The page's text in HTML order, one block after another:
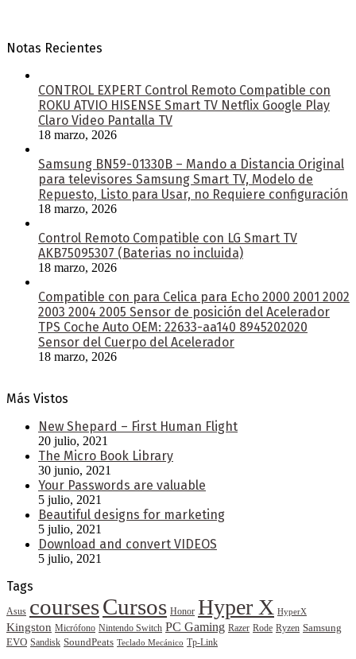
Notas Recientes
CONTROL EXPERT Control Remoto Compatible con
ROKU ATVIO HISENSE Smart TV Netflix Google Play
Claro Video Pantalla TV
18 marzo, 2026
Samsung BN59-01330B – Mando a Distancia Original
para televisores Samsung Smart TV, Modelo de
Repuesto, Listo para Usar, no Requiere configuración
18 marzo, 2026
Control Remoto Compatible con LG Smart TV
AKB75095307 (Baterias no incluida)
18 marzo, 2026
Compatible con para Celica para Echo 2000 2001 2002
2003 2004 2005 Sensor de posición del Acelerador
TPS Coche Auto OEM: 22633-aa140 8945202020
Sensor del Cuerpo del Acelerador
18 marzo, 2026
Más Vistos
New Shepard – First Human Flight
20 julio, 2021
The Micro Book Library
30 junio, 2021
Your Passwords are valuable
5 julio, 2021
Beautiful designs for marketing
5 julio, 2021
Download and convert VIDEOS
5 julio, 2021
Tags
Asus coursesCursos Honor Hyper X HyperX
Kingston Micrófono Nintendo Switch PC Gaming Razer Rode Ryzen Samsung
EVO Sandisk SoundPeats Teclado Mecánico Tp-Link